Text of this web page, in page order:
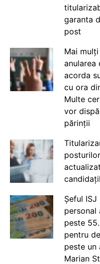
garanta
post
Mai
anularea
acorda
cu ora
Multe
vor
părinții
Șeful
personal
peste
pentru
peste un
Marian